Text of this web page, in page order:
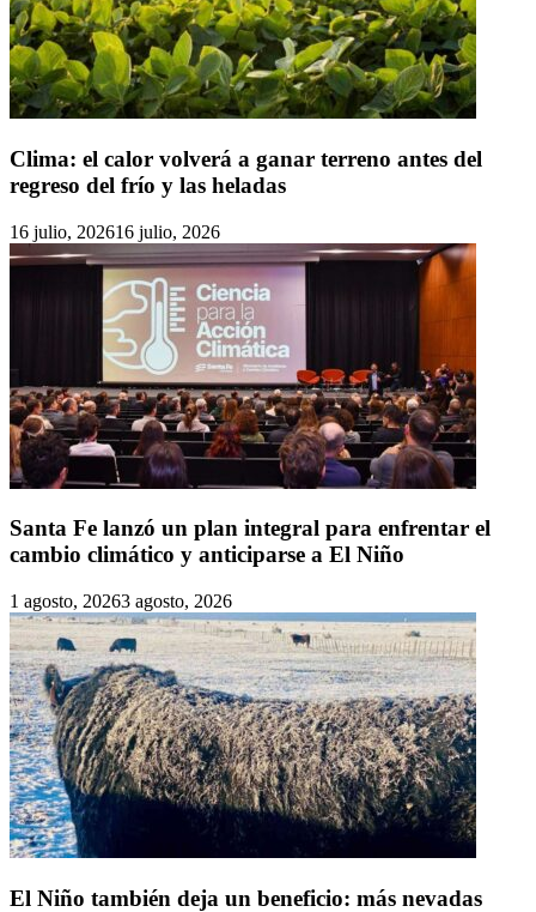
Clima: el calor volverá a ganar terreno antes del
regreso del frío y las heladas
16 julio, 202616 julio, 2026
Santa Fe lanzó un plan integral para enfrentar el
cambio climático y anticiparse a El Niño
1 agosto, 20263 agosto, 2026
El Niño también deja un beneficio: más nevadas